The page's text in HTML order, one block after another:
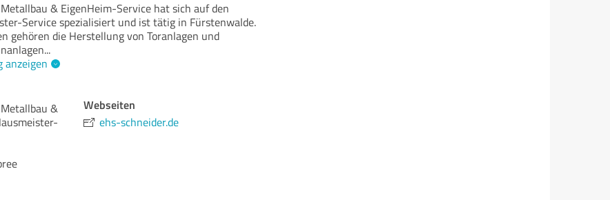
& EigenHeim-Service hat sich auf den
Service spezialisiert und ist tätig in Fürstenwalde.
gehören die Herstellung von Toranlagen und
...
anzeigen
&
Webseiten
ehs-schneider.de